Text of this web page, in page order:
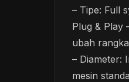
– Tipe: Full
Plug & Play
ubah
– Diameter:
mesin